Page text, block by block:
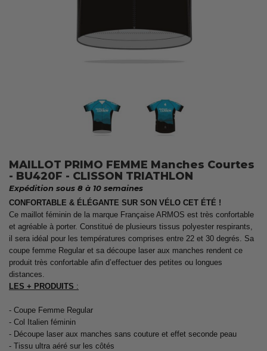
MAILLOT PRIMO FEMME Manches Courtes
- BU420F - CLISSON TRIATHLON
Expédition sous 8 à 10 semaines
CONFORTABLE & ÉLÉGANTE SUR SON VÉLO CET ÉTÉ !
Ce maillot féminin de la marque Française ARMOS est très confortable
et agréable à porter. Constitué de plusieurs tissus polyester respirants,
il sera idéal pour les températures comprises entre 22 et 30 degrés. Sa
coupe femme Regular et sa découpe laser aux manches rendent ce
produit très confortable afin d’effectuer des petites ou longues
distances.
LES + PRODUITS :
- Coupe Femme Regular
- Col Italien féminin
- Découpe laser aux manches sans couture et effet seconde peau
- Tissu ultra aéré sur les côtés